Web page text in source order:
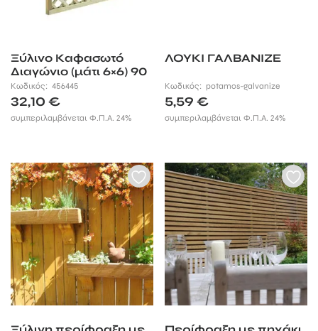
Ξύλινο Καφασωτό
Διαγώνιο (μάτι 6×6) 90
x 90εκ.
Κωδικός: 456445
32,10 €
συμπεριλαμβάνεται Φ.Π.Α. 24%
ΛΟΥΚΙ ΓΑΛΒΑΝΙΖΕ
Κωδικός:potamos-galvanize
5,59€
συμπεριλαμβάνεται Φ.Π.Α. 24%